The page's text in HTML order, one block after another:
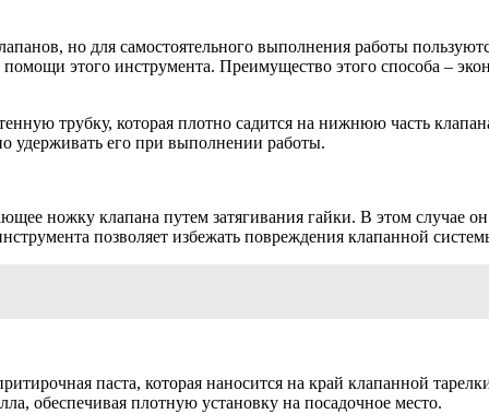
но для самостоятельного выполнения работы
этого инструмента. Преимущество этого способа –
трубку, которая плотно садится на нижнюю часть
удерживать его при выполнении работы.
ножку клапана путем затягивания гайки. В этом случае
позволяет избежать повреждения клапанной
паста, которая наносится на край клапанной
обеспечивая плотную установку на посадочное место.